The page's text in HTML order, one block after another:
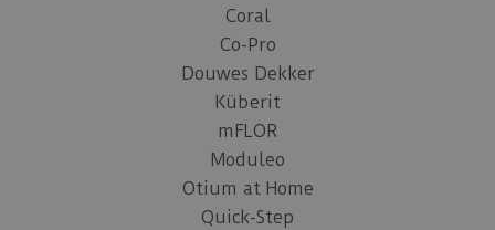
Coral
Co-Pro
Douwes Dekker
Küberit
mFLOR
Moduleo
Otium at Home
Quick-Step